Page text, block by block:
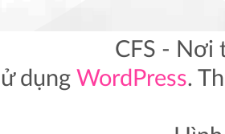
CFS - Nơi
dụngWordPress.